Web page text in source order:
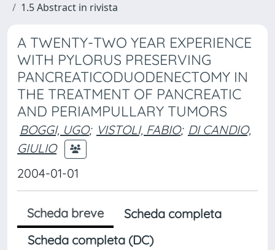
1.5 Abstract in rivista
A TWENTY-TWO YEAR EXPERIENCE
WITH PYLORUS PRESERVING
PANCREATICODUODENECTOMY IN
THE TREATMENT OF PANCREATIC
AND PERIAMPULLARY TUMORS
BOGGI, UGO; VISTOLI, FABIO; DI CANDIO,
GIULIO
2004-01-01
Scheda breve
Scheda completa
Scheda completa (DC)